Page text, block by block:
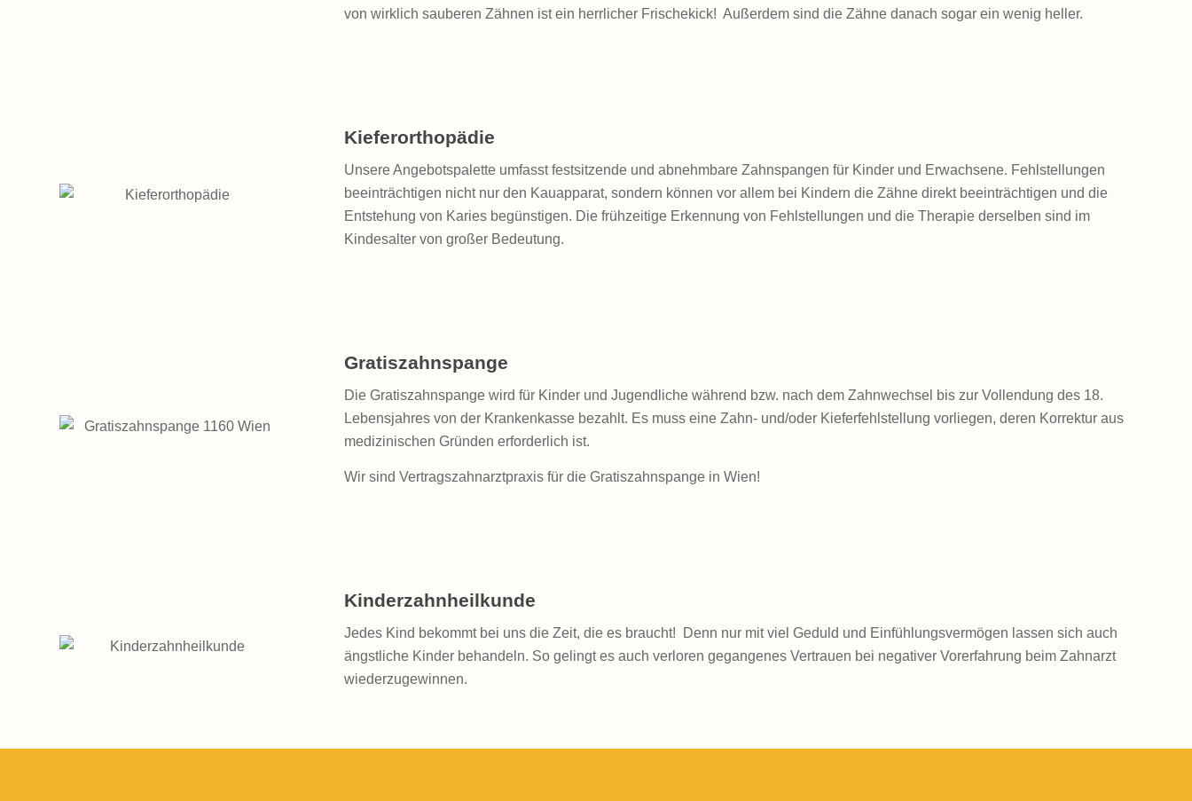
von wirklich sauberen Zähnen ist ein herrlicher Frischekick! Außerdem sind die Zähne danach sogar ein wenig heller.
Kieferorthopädie
Unsere Angebotspalette umfasst festsitzende und abnehmbare Zahnspangen für Kinder und Erwachsene. Fehlstellungen
beeinträchtigen nicht nur den Kauapparat, sondern können vor allem bei Kindern die Zähne direkt beeinträchtigen und die
Entstehung von Karies begünstigen. Die frühzeitige Erkennung von Fehlstellungen und die Therapie derselben sind im
Kindesalter von großer Bedeutung.
Gratiszahnspange
Die Gratiszahnspange wird für Kinder und Jugendliche während bzw. nach dem Zahnwechsel bis zur Vollendung des 18.
Lebensjahres von der Krankenkasse bezahlt. Es muss eine Zahn- und/oder Kieferfehlstellung vorliegen, deren Korrektur aus
medizinischen Gründen erforderlich ist.
Wir sind Vertragszahnarztpraxis für die Gratiszahnspange in Wien!
Kinderzahnheilkunde
Jedes Kind bekommt bei uns die Zeit, die es braucht! Denn nur mit viel Geduld und Einfühlungsvermögen lassen sich auch
ängstliche Kinder behandeln. So gelingt es auch verloren gegangenes Vertrauen bei negativer Vorerfahrung beim Zahnarzt
wiederzugewinnen.